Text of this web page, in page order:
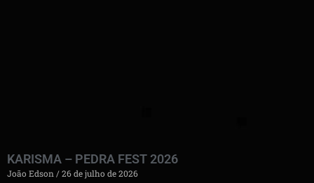
KARISMA – PEDRA FEST 2026
João Edson 26 de julho de 2026